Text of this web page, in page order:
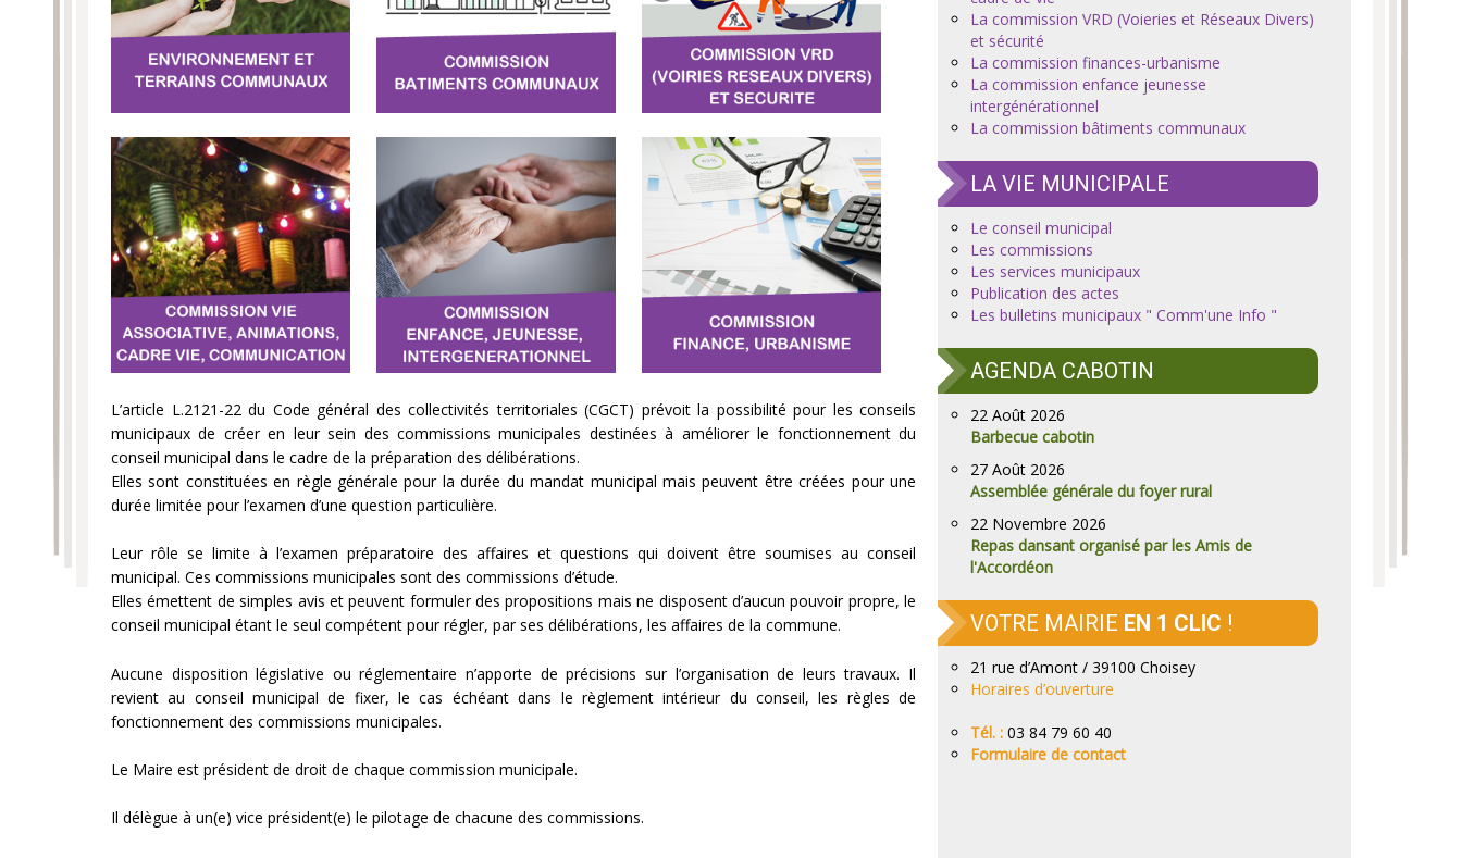
L’article L.2121-22 du Code général des collectivités territoriales (CGCT) prévoit la possibilité pour les conseils
municipaux de créer en leur sein des commissions municipales destinées à améliorer le fonctionnement du
conseil municipal dans le cadre de la préparation des délibérations.
Elles sont constituées en règle générale pour la durée du mandat municipal mais peuvent être créées pour une
durée limitée pour l’examen d’une question particulière.
Leur rôle se limite à l’examen préparatoire des affaires et questions qui doivent être soumises au conseil
municipal. Ces commissions municipales sont des commissions d’étude.
Elles émettent de simples avis et peuvent formuler des propositions mais ne disposent d’aucun pouvoir propre, le
conseil municipal étant le seul compétent pour régler, par ses délibérations, les affaires de la commune.
Aucune disposition législative ou réglementaire n’apporte de précisions sur l’organisation de leurs travaux. Il
revient au conseil municipal de fixer, le cas échéant dans le règlement intérieur du conseil, les règles de
fonctionnement des commissions municipales.
Le Maire est président de droit de chaque commission municipale.
Il délègue à un(e) vice président(e) le pilotage de chacune des commissions.
La commission VRD (Voieries et Réseaux Divers)
et sécurité
La commission finances-urbanisme
La commission enfance jeunesse
intergénérationnel
La commission bâtiments communaux
LA VIE MUNICIPALE
Le conseil municipal
Les commissions
Les services municipaux
Publication des actes
Les bulletins municipaux " Comm'une Info "
AGENDA CABOTIN
22 Août 2026
Barbecue cabotin
27 Août 2026
Assemblée générale du foyer rural
22 Novembre 2026
Repas dansant organisé par les Amis de
l'Accordéon
VOTRE MAIRIE EN 1 CLIC !
21 rue d’Amont / 39100 Choisey
Horaires d’ouverture
Tél. : 03 84 79 60 40
Formulaire de contact